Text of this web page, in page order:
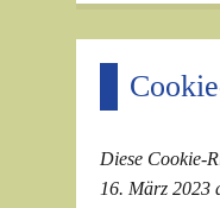
Diese Cookie-
16. März 2023